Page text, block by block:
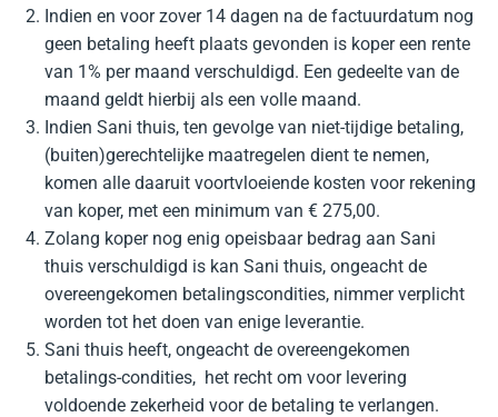
Indien en voor zover 14 dagen na de factuurdatum nog
geen betaling heeft plaats gevonden is koper een rente
van 1% per maand verschuldigd. Een gedeelte van de
maand geldt hierbij als een volle maand.
Indien Sani thuis, ten gevolge van niet-tijdige betaling,
(buiten)gerechtelijke maatregelen dient te nemen,
komen alle daaruit voortvloeiende kosten voor rekening
van koper, met een minimum van € 275,00.
Zolang koper nog enig opeisbaar bedrag aan Sani
thuis verschuldigd is kan Sani thuis, ongeacht de
overeengekomen betalingscondities, nimmer verplicht
worden tot het doen van enige leverantie.
Sani thuis heeft, ongeacht de overeengekomen
betalings-condities, het recht om voor levering
voldoende zekerheid voor de betaling te verlangen.